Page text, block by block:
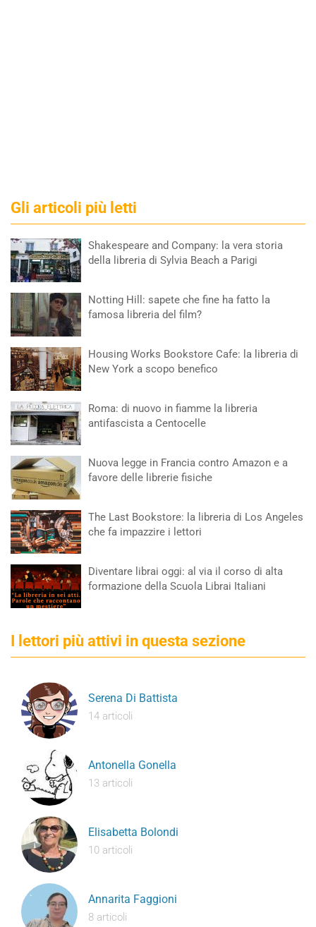
Gli articoli più letti
Shakespeare and Company: la vera storia
della libreria di Sylvia Beach a Parigi
Notting Hill: sapete che fine ha fatto la
famosa libreria del film?
Housing Works Bookstore Cafe: la libreria di
New York a scopo benefico
Roma: di nuovo in fiamme la libreria
antifascista a Centocelle
Nuova legge in Francia contro Amazon e a
favore delle librerie fisiche
The Last Bookstore: la libreria di Los Angeles
che fa impazzire i lettori
Diventare librai oggi: al via il corso di alta
formazione della Scuola Librai Italiani
I lettori più attivi in questa sezione
Serena Di Battista
14 articoli
Antonella Gonella
13 articoli
Elisabetta Bolondi
10 articoli
Annarita Faggioni
8 articoli